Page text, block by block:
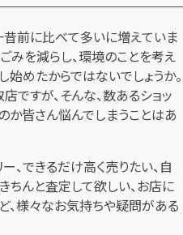
前に比べて多いに増えていま
みを減らし、環境のことを考え
めたからではないでしょうか。
ですが、そんな、数あるショッ
か皆さん悩んでしまうことはあ
、できるだけ高く売りたい、自
ちんと査定して欲しい、お店に
、様々なお気持ちや疑問がある